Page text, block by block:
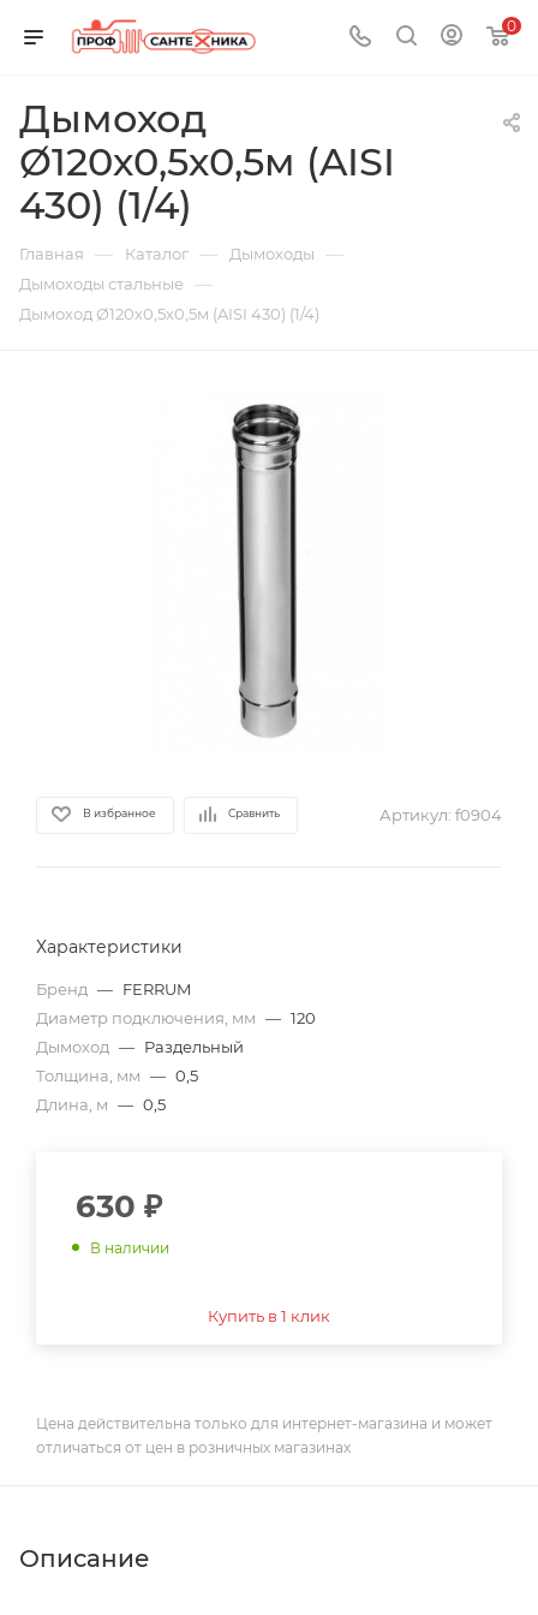
0
Дымоход
Ø120х0,5х0,5м (AISI
430) (1/4)
Главная — Каталог — Дымоходы —
Дымоходы стальные —
Дымоход Ø120х0,5х0,5м (AISI 430) (1/4)
В избранное Сравнить Артикул: f0904
Характеристики
Бренд — FERRUM
Диаметр подключения, мм — 120
Дымоход — Раздельный
Толщина, мм — 0,5
Длина, м — 0,5
630 ₽
В наличии
Купить в 1 клик
Цена действительна только для интернет-магазина и может
отличаться от цен в розничных магазинах
Описание